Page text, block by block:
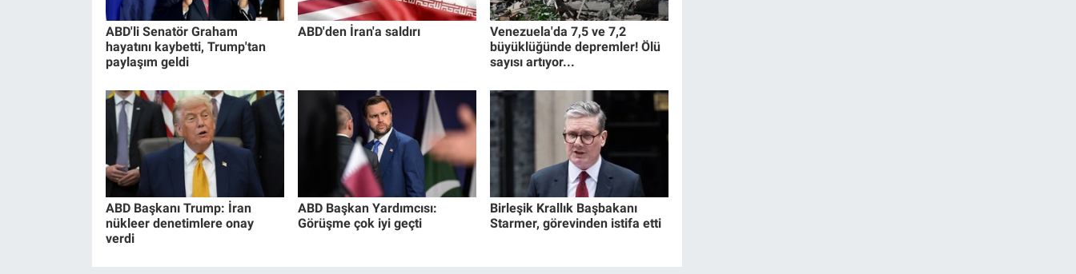
ABD'li Senatör Graham
hayatını kaybetti, Trump'tan
paylaşım geldi
ABD'den İran'a saldırı
Venezuela'da 7,5 ve 7,2
büyüklüğünde depremler! Ölü
sayısı artıyor...
ABD Başkanı Trump: İran
nükleer denetimlere onay
verdi
ABD Başkan Yardımcısı:
Görüşme çok iyi geçti
Birleşik Krallık Başbakanı
Starmer, görevinden istifa etti